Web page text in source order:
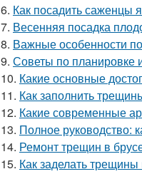
6. Как посадить саженцы
7. Весенняя посадка
8. Важные особенности
9. Советы по планировке
10. Какие основные
11. Как заполнить
12. Какие современные
13. Полное руководство:
14. Ремонт трещин в
15. Как заделать